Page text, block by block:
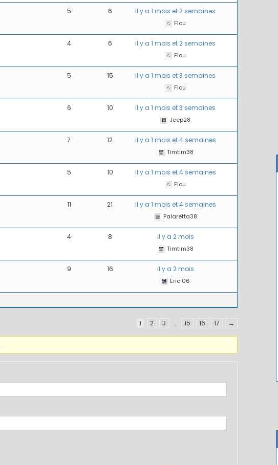
5 6 il y a 1 mois et 2 semaines
Flou
4 6 il y a 1 mois et 2 semaines
Flou
5 15 il y a 1 mois et 3 semaines
Flou
6 10 il y a 1 mois et 3 semaines
Jeep28
7 12 il y a 1 mois et 4 semaines
Timtim38
5 10 il y a 1 mois et 4 semaines
Flou
11 21 il y a 1 mois et 4 semaines
Palaretta38
4 8 il y a 2 mois
Timtim38
9 16 il y a 2 mois
Eric 06
1 2 3 … 15 16 17 →